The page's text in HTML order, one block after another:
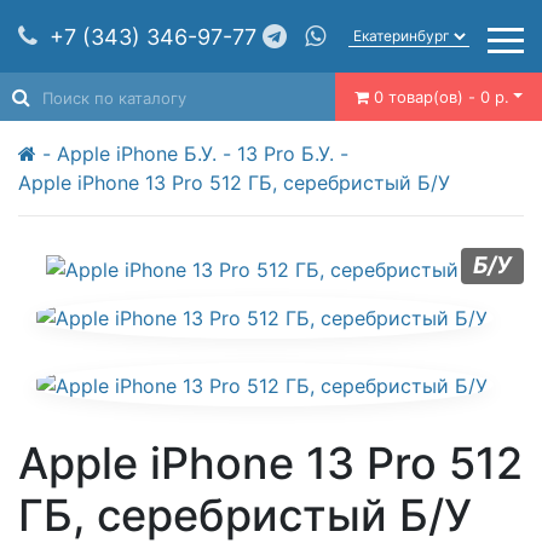
+7 (343) 346-97-77
0 товар(ов) - 0 р.
Apple iPhone Б.У.
13 Pro Б.У.
Apple iPhone 13 Pro 512 ГБ, серебристый Б/У
Б/У
Apple iPhone 13 Pro 512
ГБ, серебристый Б/У